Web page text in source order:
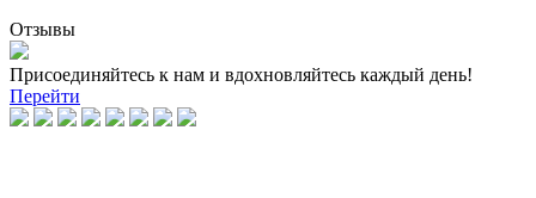
Отзывы
Присоединяйтесь к нам и вдохновляйтесь каждый день!
Перейти